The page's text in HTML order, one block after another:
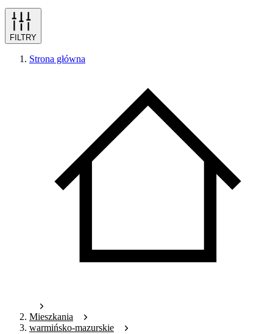
FILTRY
Strona główna
Mieszkania
warmińsko-mazurskie